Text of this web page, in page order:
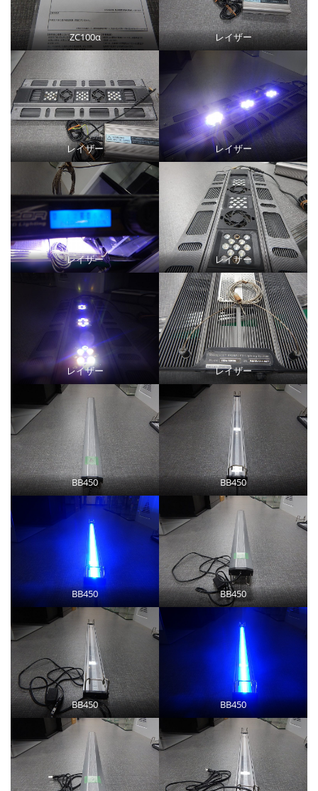
ZC100α レイザー
レイザー レイザー
レイザー レイザー
レイザー レイザー
BB450 BB450
BB450 BB450
BB450 BB450